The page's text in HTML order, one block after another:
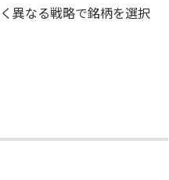
異なる戦略で銘柄を選択